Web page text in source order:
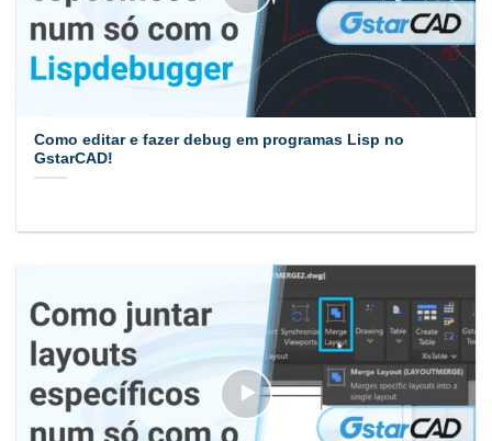
Como editar e fazer debug em programas Lisp no
GstarCAD!